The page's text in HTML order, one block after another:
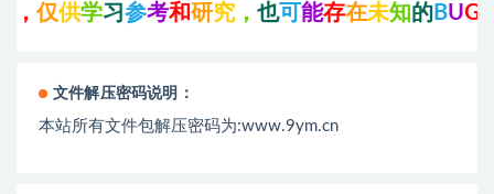
仅供学习参考和研究， 也可能存在未知的BUG与
文件解压密码说明：
本站所有文件包解压密码为:www.9ym.cn